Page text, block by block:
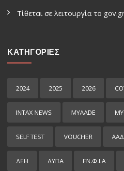
Τίθεται σε λειτουργία το
ΚΑΤΗΓΟΡΙΕΣ
2024 2025 2026
INTAX NEWS MYAADE
SELF TEST VOUCHER
ΔΕΗ ΔΥΠΑ ΕΝ.Φ.Ι.Α